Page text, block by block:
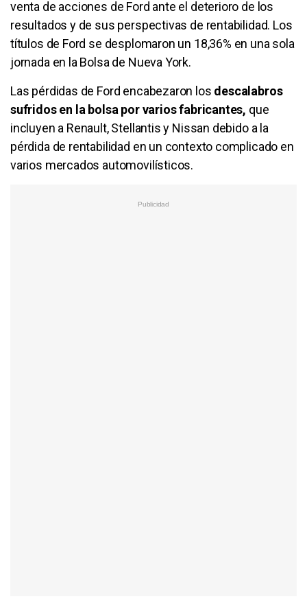
venta de acciones de Ford ante el deterioro de los
resultados y de sus perspectivas de rentabilidad. Los
títulos de Ford se desplomaron un 18,36% en una sola
jornada en la Bolsa de Nueva York.
Las pérdidas de Ford encabezaron los descalabros
sufridos en la bolsa por varios fabricantes, que
incluyen a Renault, Stellantis y Nissan debido a la
pérdida de rentabilidad en un contexto complicado en
varios mercados automovilísticos.